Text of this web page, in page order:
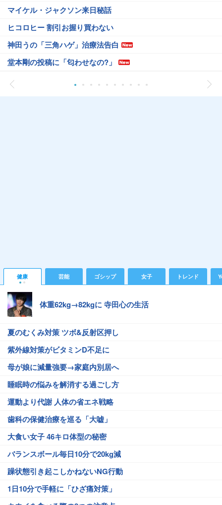
マイケル・ジャクソン来日秘話
ヒコロヒー 割引お握り買わない
神田うの「三角ハゲ」治療法告白
堂本剛の投稿に「匂わせなの?」
健康 芸能 ゴシップ 女子 トレンド
体重62kg→82kgに 寺田心の生活
夏のむくみ対策 ツボ&反射区押し
紫外線対策がビタミンD不足に
母が娘に減量強要→家庭内別居へ
睡眠時の悩みを解消する過ごし方
運動より代謝 人体の省エネ戦略
歯科の保健治療を巡る「大嘘」
大食い女子 46キロ体型の秘密
バランスボール毎日10分で20kg減
躁状態引き起こしかねないNG行動
1日10分で手軽に「ひざ痛対策」